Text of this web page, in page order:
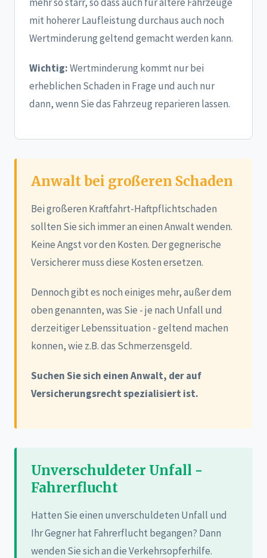
mit hoherer Laufleistung durchaus auch noch
Wertminderung geltend gemacht werden kann.
Wichtig:Wertminderung kommt nur bei
erheblichen Schaden in Frage und auch nur
dann, wenn Sie das Fahrzeug reparieren lassen.
Anwalt bei großeren Schaden
Bei großeren Kraftfahrt-Haftpflichtschaden
sollten Sie sich immer an einen Anwalt wenden.
Keine Angst vor den Kosten. Der gegnerische
Versicherer muss diese Kosten ersetzen.
Dennoch gibt es noch einiges mehr, außer dem
oben genannten, was Sie - je nach Unfall und
derzeitiger Lebenssituation - geltend machen
konnen, wie z.B. das Schmerzensgeld.
Suchen Sie sich einen Anwalt, der auf
Versicherungsrecht spezialisiert ist.
Unverschuldeter Unfall -
Fahrerflucht
Hatten Sie einen unverschuldeten Unfall und
Ihr Gegner hat Fahrerflucht begangen? Dann
wenden Sie sich an die Verkehrsopferhilfe.